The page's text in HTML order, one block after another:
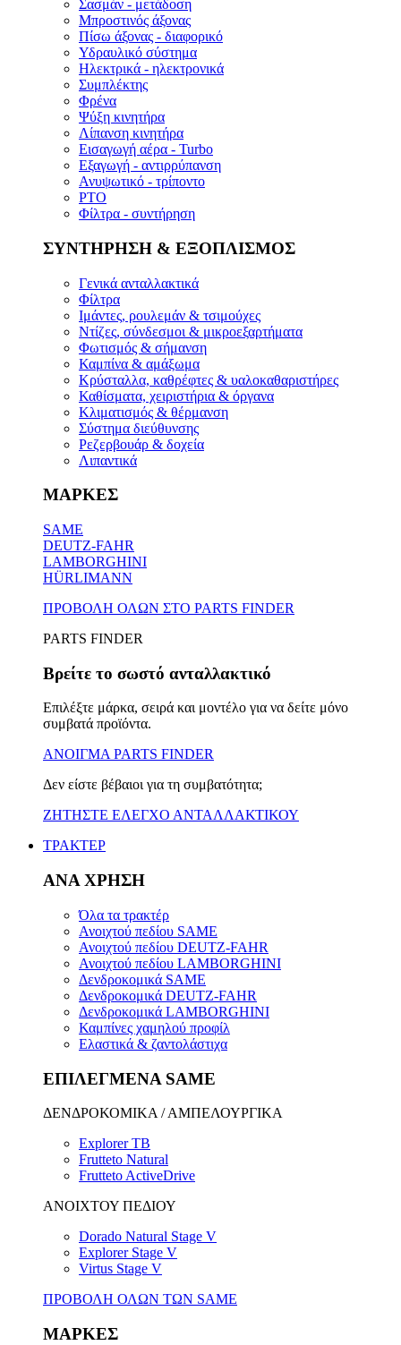
Σασμάν - μετάδοση
Μπροστινός άξονας
Πίσω άξονας - διαφορικό
Υδραυλικό σύστημα
Ηλεκτρικά - ηλεκτρονικά
Συμπλέκτης
Φρένα
Ψύξη κινητήρα
Λίπανση κινητήρα
Εισαγωγή αέρα - Turbo
Εξαγωγή - αντιρρύπανση
Ανυψωτικό - τρίποντο
PTO
Φίλτρα - συντήρηση
ΣΥΝΤΗΡΗΣΗ & ΕΞΟΠΛΙΣΜΟΣ
Γενικά ανταλλακτικά
Φίλτρα
Ιμάντες, ρουλεμάν & τσιμούχες
Ντίζες, σύνδεσμοι & μικροεξαρτήματα
Φωτισμός & σήμανση
Καμπίνα & αμάξωμα
Κρύσταλλα, καθρέφτες & υαλοκαθαριστήρες
Καθίσματα, χειριστήρια & όργανα
Κλιματισμός & θέρμανση
Σύστημα διεύθυνσης
Ρεζερβουάρ & δοχεία
Λιπαντικά
ΜΑΡΚΕΣ
SAME
DEUTZ-FAHR
LAMBORGHINI
HÜRLIMANN
ΠΡΟΒΟΛΗ ΟΛΩΝ ΣΤΟ PARTS FINDER
PARTS FINDER
Βρείτε το σωστό ανταλλακτικό
Επιλέξτε μάρκα, σειρά και μοντέλο για να δείτε μόνο
συμβατά προϊόντα.
ΑΝΟΙΓΜΑ PARTS FINDER
Δεν είστε βέβαιοι για τη συμβατότητα;
ΖΗΤΗΣΤΕ ΕΛΕΓΧΟ ΑΝΤΑΛΛΑΚΤΙΚΟΥ
ΤΡΑΚΤΕΡ
ΑΝΑ ΧΡΗΣΗ
Όλα τα τρακτέρ
Ανοιχτού πεδίου SAME
Ανοιχτού πεδίου DEUTZ-FAHR
Ανοιχτού πεδίου LAMBORGHINI
Δενδροκομικά SAME
Δενδροκομικά DEUTZ-FAHR
Δενδροκομικά LAMBORGHINI
Καμπίνες χαμηλού προφίλ
Ελαστικά & ζαντολάστιχα
ΕΠΙΛΕΓΜΕΝΑ SAME
ΔΕΝΔΡΟΚΟΜΙΚΑ / ΑΜΠΕΛΟΥΡΓΙΚΑ
Explorer TB
Frutteto Natural
Frutteto ActiveDrive
ΑΝΟΙΧΤΟΥ ΠΕΔΙΟΥ
Dorado Natural Stage V
Explorer Stage V
Virtus Stage V
ΠΡΟΒΟΛΗ ΟΛΩΝ ΤΩΝ SAME
ΜΑΡΚΕΣ